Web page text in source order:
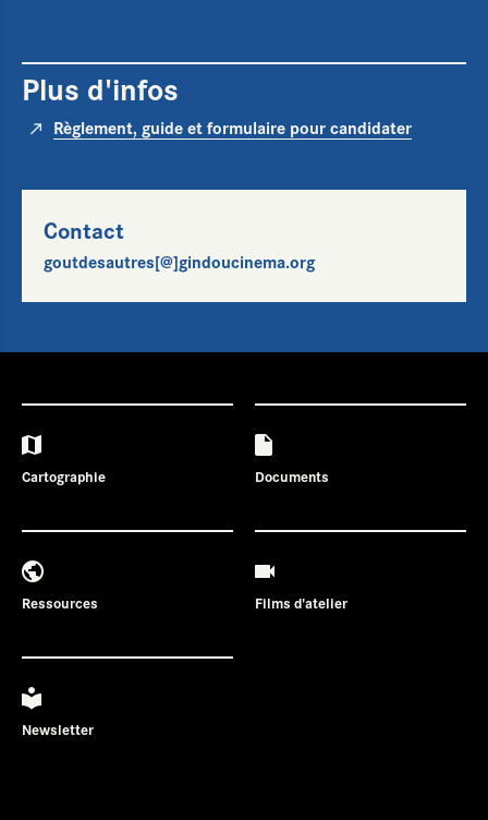
Plus d'infos
Règlement, guide et formulaire pour candidater
Contact
goutdesautres[@]gindoucinema.org
Cartographie Documents
Ressources Films d'atelier
Newsletter